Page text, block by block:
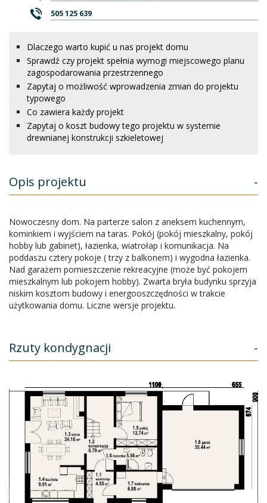
505 125 639
Dlaczego warto kupić u nas projekt domu
Sprawdź czy projekt spełnia wymogi miejscowego planu
zagospodarowania przestrzennego
Zapytaj o możliwość wprowadzenia zmian do projektu
typowego
Co zawiera każdy projekt
Zapytaj o koszt budowy tego projektu w systemie
drewnianej konstrukcji szkieletowej
Opis projektu -
Nowoczesny dom. Na parterze salon z aneksem kuchennym,
kominkiem i wyjściem na taras. Pokój (pokój mieszkalny, pokój
hobby lub gabinet), łazienka, wiatrołap i komunikacja. Na
poddaszu cztery pokoje ( trzy z balkonem) i wygodna łazienka.
Nad garażem pomieszczenie rekreacyjne (może być pokojem
mieszkalnym lub pokojem hobby). Zwarta bryła budynku sprzyja
niskim kosztom budowy i energooszczędności w trakcie
użytkowania domu. Liczne wersje projektu.
Rzuty kondygnacji -